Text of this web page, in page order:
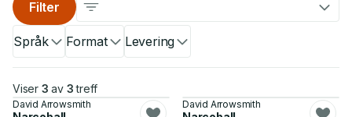
Språk Format Levering
Filter
Viser 3 av 3 treff
David Arrowsmith David Arrowsmith